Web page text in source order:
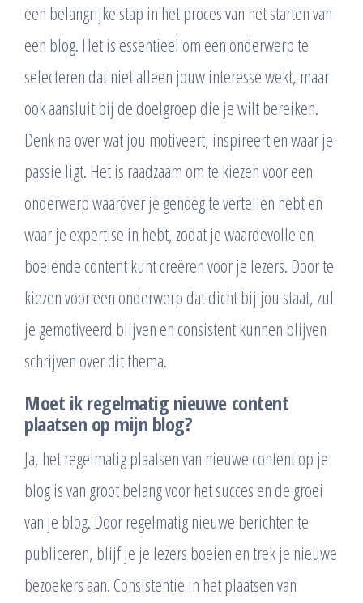
een belangrijke stap in het proces van het starten van
een blog. Het is essentieel om een onderwerp te
selecteren dat niet alleen jouw interesse wekt, maar
ook aansluit bij de doelgroep die je wilt bereiken.
Denk na over wat jou motiveert, inspireert en waar je
passie ligt. Het is raadzaam om te kiezen voor een
onderwerp waarover je genoeg te vertellen hebt en
waar je expertise in hebt, zodat je waardevolle en
boeiende content kunt creëren voor je lezers. Door te
kiezen voor een onderwerp dat dicht bij jou staat, zul
je gemotiveerd blijven en consistent kunnen blijven
schrijven over dit thema.
Moet ik regelmatig nieuwe content
plaatsen op mijn blog?
Ja, het regelmatig plaatsen van nieuwe content op je
blog is van groot belang voor het succes en de groei
van je blog. Door regelmatig nieuwe berichten te
publiceren, blijf je je lezers boeien en trek je nieuwe
bezoekers aan. Consistentie in het plaatsen van